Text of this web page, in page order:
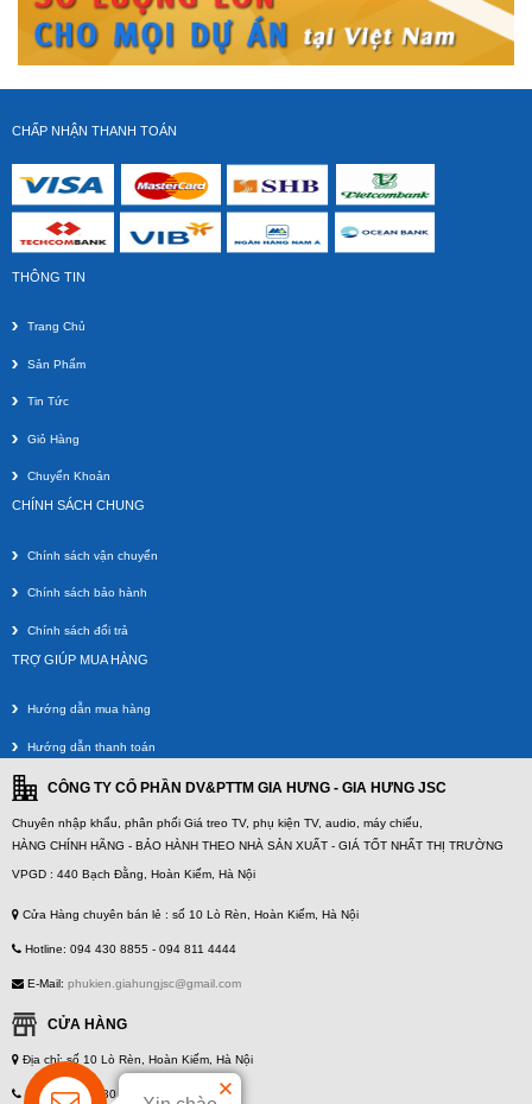
Giá gốc:35 000 VNĐ
Dây AV 4 đầu bạc 3m
Giá gốc:55 000 VNĐ
Dây AV 4 đầu bạc 1.5m
CHẤP NHẬN THANH TOÁN
THÔNG TIN
Trang Chủ
Sản Phẩm
Tin Tức
Giỏ Hàng
Chuyển Khoản
CHÍNH SÁCH CHUNG
Chính sách vận chuyển
Chính sách bảo hành
Chính sách đổi trả
TRỢ GIÚP MUA HÀNG
Hướng dẫn mua hàng
Hướng dẫn thanh toán
CÔNG TY CỔ PHẦN DV&PTTM GIA HƯNG - GIA HƯNG JSC
Chuyên nhập khẩu, phân phối Giá treo TV, phụ kiện TV, audio, máy chiếu,
HÀNG CHÍNH HÃNG - BẢO HÀNH THEO NHÀ SẢN XUẤT - GIÁ TỐT NHẤT THỊ TRƯỜNG
VPGD : 440 Bạch Đằng, Hoàn Kiếm, Hà Nội
Cửa Hàng chuyên bán lẻ : số 10 Lò Rèn, Hoàn Kiếm, Hà Nội
Hotline: 094 430 8855 - 094 811 4444
E-Mail: phukien.giahungjsc@gmail.com
CỬA HÀNG
Địa chỉ: số 10 Lò Rèn, Hoàn Kiếm, Hà Nội
Hotline: 094 430 8855 - 094 811 4444